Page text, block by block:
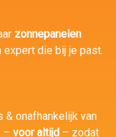
zonnepanelen
die bij je past.
onafhankelijk van
– voor altijd – zodat